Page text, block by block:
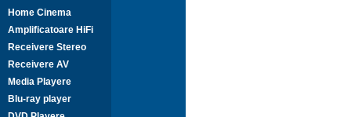
Home Cinema
Amplificatoare HiFi
Receivere Stereo
Receivere AV
Media Playere
Blu-ray player